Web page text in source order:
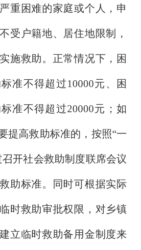
重困难的家庭或个人，申
受户籍地、居住地限制，
施救助。正常情况下，困
准不得超过10000元、困
准不得超过20000元；如
提高救助标准的，按照“一
召开社会救助制度联席会议
助标准。同时可根据实际
时救助审批权限，对乡镇
建立临时救助备用金制度来